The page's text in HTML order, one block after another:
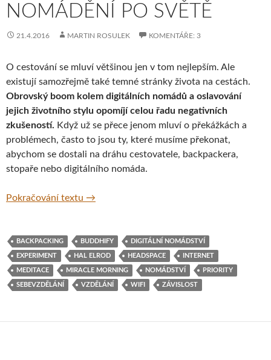
NOMÁDĚNÍ PO SVĚTĚ
21.4.2016 MARTIN ROSULEK KOMENTÁŘE: 3
O cestování se mluví většinou jen v tom nejlepším. Ale
existují samozřejmě také temné stránky života na cestách.
Obrovský boom kolem digitálních nomádů a oslavování
jejich životního stylu opomíjí celou řadu negativních
zkušeností. Když už se přece jenom mluví o překážkách a
problémech, často to jsou ty, které musíme překonat,
abychom se dostali na dráhu cestovatele, backpackera,
stopaře nebo digitálního nomáda.
Pokračování textu Klady a zápory života na cestách při
→
BACKPACKING BUDDHIFY DIGITÁLNÍ NOMÁDSTVÍ
EXPERIMENT HAL ELROD HEADSPACE INTERNET
MEDITACE MIRACLE MORNING NOMÁDSTVÍ PRIORITY
SEBEVZDĚLÁNÍ VZDĚLÁNÍ WIFI ZÁVISLOST